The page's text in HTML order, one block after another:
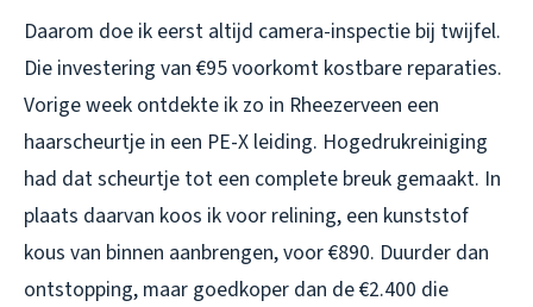
Daarom doe ik eerst altijd camera-inspectie bij twijfel.
Die investering van €95 voorkomt kostbare reparaties.
Vorige week ontdekte ik zo in Rheezerveen een
haarscheurtje in een PE-X leiding. Hogedrukreiniging
had dat scheurtje tot een complete breuk gemaakt. In
plaats daarvan koos ik voor relining, een kunststof
kous van binnen aanbrengen, voor €890. Duurder dan
ontstopping, maar goedkoper dan de €2.400 die